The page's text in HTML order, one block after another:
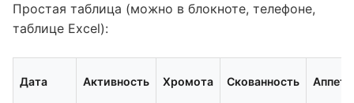
Простая таблица (можно в блокноте, телефоне,
таблице Excel):
Дата Активность Хромота Скованность